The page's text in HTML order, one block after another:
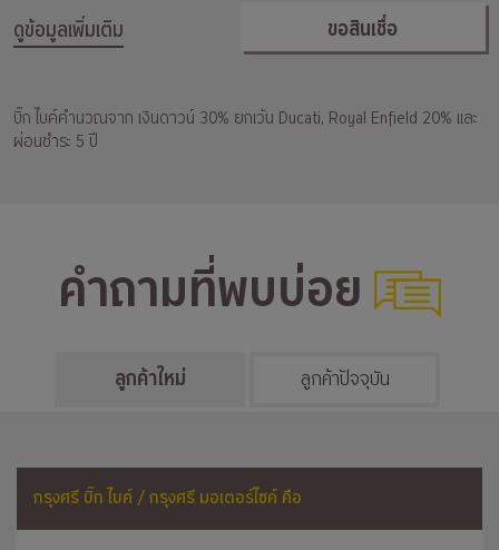
ดูข้อมูลเพิ่มเติม ขอสินเชื่อ
บิ๊ก ไบค์คำนวณจาก เงินดาวน์ 30% ยกเว้น Ducati, Royal Enfield 20% และ
ผ่อนชำระ 5 ปี
คำถามที่พบบ่อย
ลูกค้าใหม่ ลูกค้าปัจจุบัน
กรุงศรี บิ๊ก ไบค์ / กรุงศรี มอเตอร์ไซค์ คือ